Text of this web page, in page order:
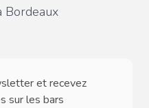
Bordeaux
et recevez
sur les bars